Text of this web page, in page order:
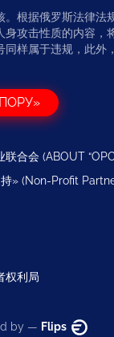
。根据俄罗斯法律法
身攻击性质的内容，
同样属于违规，此外
合会 (ABOUT
» (Non-Profit
权利局
by — Flips